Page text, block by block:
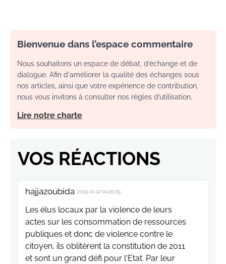
Bienvenue dans l’espace commentaire
Nous souhaitons un espace de débat, d’échange et de
dialogue. Afin d'améliorer la qualité des échanges sous
nos articles, ainsi que votre expérience de contribution,
nous vous invitons à consulter nos règles d’utilisation.
Lire notre charte
VOS RÉACTIONS
hajjazoubida 2019-11-12 04:30:29
Les élus locaux par la violence de leurs
actes sur les consommation de ressources
publiques et donc de violence contre le
citoyen, ils oblitèrent la constitution de 2011
et sont un grand défi pour l'Etat. Par leur